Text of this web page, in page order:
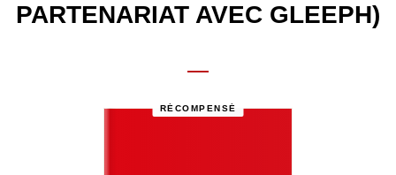
PARTENARIAT AVEC GLEEPH)
RÉCOMPENSÉ